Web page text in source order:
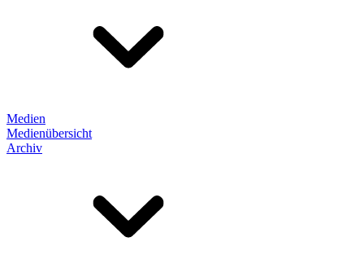
Medien
Medienübersicht
Archiv